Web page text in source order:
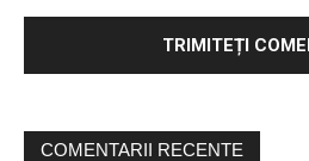
COMENTARII RECENTE